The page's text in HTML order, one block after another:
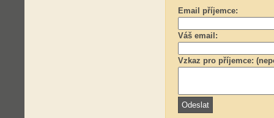
Email příjemce:
Váš email:
Vzkaz pro příjemce: